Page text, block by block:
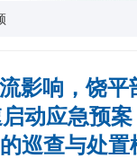
影响，饶
动应急预
巡查与处